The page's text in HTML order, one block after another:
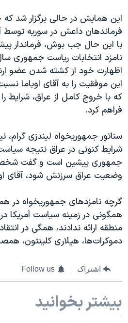
این همایش در حالی برگزار شد
فرماندهان داعش در سوریه توسط
با این حال جب بوش، فرماندار
نامزد انتخابات ریاست جمهوری سال
اظهارت خود از کشته شدن عضو
این موفقیت را به آقای اوباما
که با خروج کامل از عراق، شرایط
فراهم کرد.
سناتور جمهوریخواه لیندزی گرام،
شرایط کنونی در عراق نتیجه
جمهوری پیشین است و گفت
وضعیت عراق سرزنش شود، آقای
گرچه نامزدهای جمهوریخواه در
همگونی در زمینه سیاست آمریکا
منطقه ارائه ندادند، همگی در
دموکرات‌ها، هیلاری کلینتون‌،
اشتراک Follow us
بیشتر بخوانید